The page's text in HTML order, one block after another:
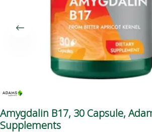
Amygdalin B17, 30 Capsule,
Supplements